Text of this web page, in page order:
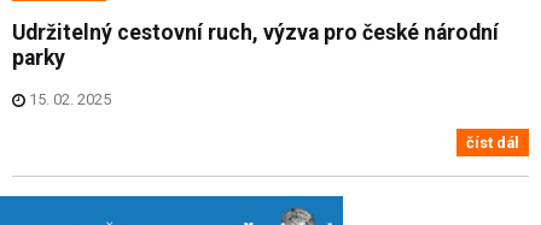
Udržitelný cestovní ruch, výzva pro české národní
parky
15. 02. 2025
číst dál